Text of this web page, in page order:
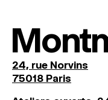
24, rue Norvins
75018 Paris